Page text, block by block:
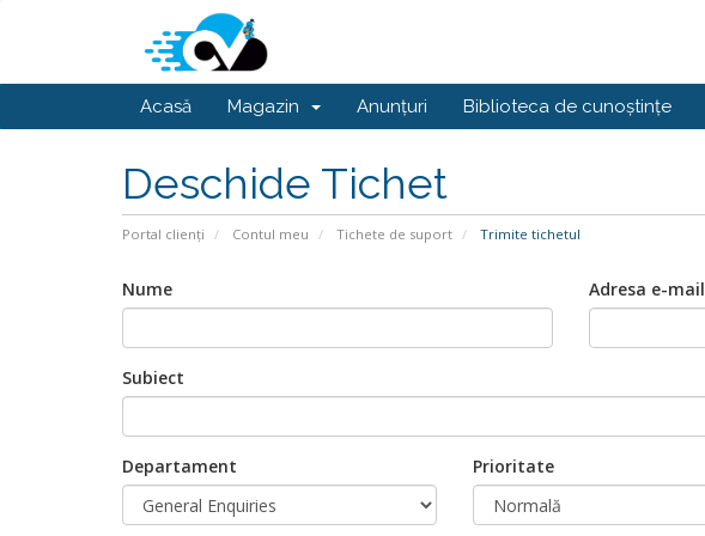
Acasă Magazin Anunțuri Biblioteca de cunoștințe
Deschide Tichet
Portal clienți Contul meu Tichete de suport Trimite tichetul
Nume Adresa e-mail
Subiect
Departament Prioritate